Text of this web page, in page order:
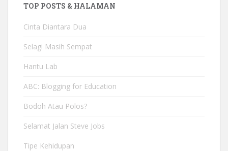
TOP POSTS & HALAMAN
Cinta Diantara Dua
Selagi Masih Sempat
Hantu Lab
ABC: Blogging for Education
Bodoh Atau Polos?
Selamat Jalan Steve Jobs
Tipe Kehidupan